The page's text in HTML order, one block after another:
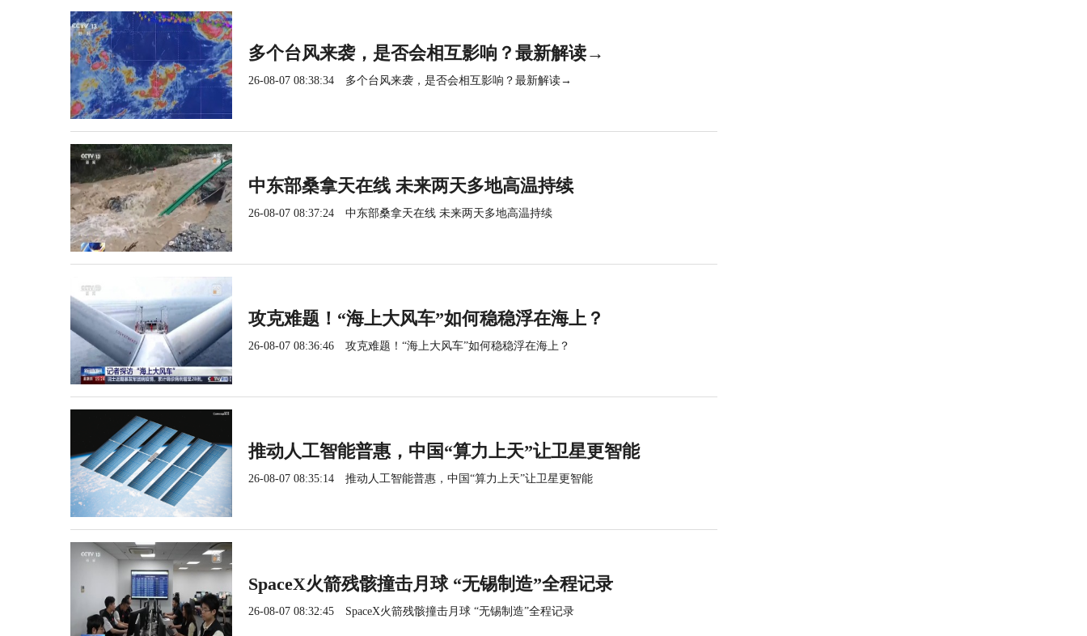
多个台风来袭，是否会相互影响？最新解读→
26-08-07 08:38:34 多个台风来袭，是否会相互影响？最新解读→
中东部桑拿天在线 未来两天多地高温持续
26-08-07 08:37:24 中东部桑拿天在线 未来两天多地高温持续
攻克难题！“海上大风车”如何稳稳浮在海上？
26-08-07 08:36:46 攻克难题！“海上大风车”如何稳稳浮在海上？
推动人工智能普惠，中国“算力上天”让卫星更智能
26-08-07 08:35:14 推动人工智能普惠，中国“算力上天”让卫星更智能
SpaceX火箭残骸撞击月球 “无锡制造”全程记录
26-08-07 08:32:45 SpaceX火箭残骸撞击月球 “无锡制造”全程记录